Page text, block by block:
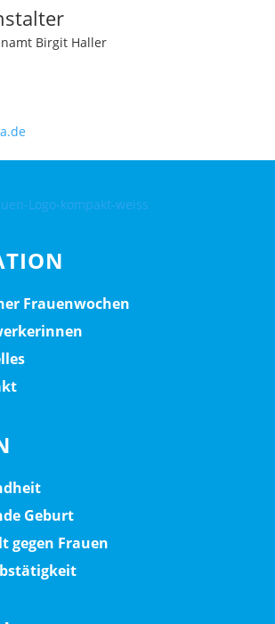
Birgit Haller
Frauenwochen
Geburt
gegen Frauen